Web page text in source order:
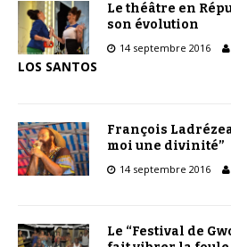
Le théâtre en
son évolution
14 septembre 2016
LOS SANTOS
François
moi une divinité”
14 septembre 2016
Le “Festival de